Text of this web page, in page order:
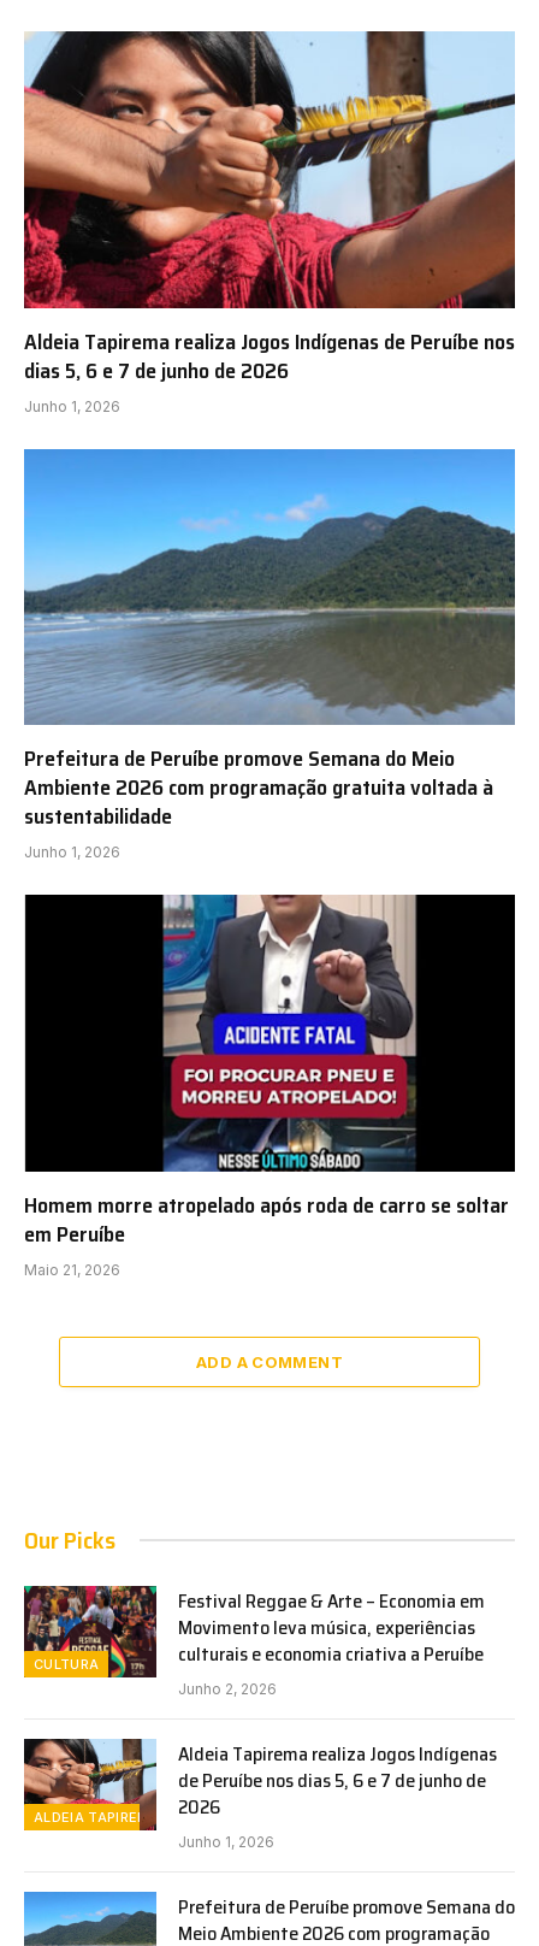
Aldeia Tapirema realiza Jogos Indígenas de Peruíbe nos
dias 5, 6 e 7 de junho de 2026
Junho 1, 2026
Prefeitura de Peruíbe promove Semana do Meio
Ambiente 2026 com programação gratuita voltada à
sustentabilidade
Junho 1, 2026
Homem morre atropelado após roda de carro se soltar
em Peruíbe
Maio 21, 2026
ADD A COMMENT
Our Picks
CULTURA
Festival Reggae & Arte – Economia em
Movimento leva música, experiências
culturais e economia criativa a Peruíbe
Junho 2, 2026
ALDEIA TAPIREMA
Aldeia Tapirema realiza Jogos Indígenas
de Peruíbe nos dias 5, 6 e 7 de junho de
2026
Junho 1, 2026
Prefeitura de Peruíbe promove Semana do
Meio Ambiente 2026 com programação